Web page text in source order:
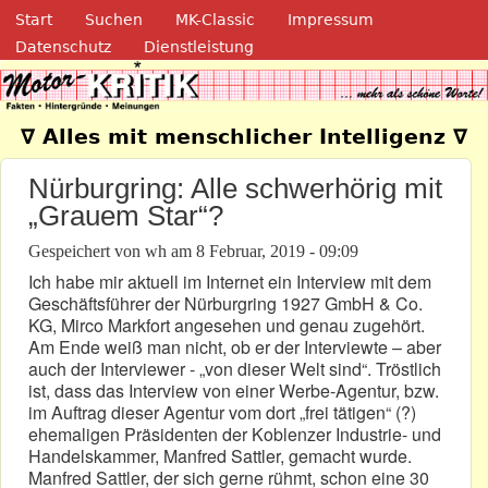
Direkt zum Inhalt
Navigation
Start Suchen MK-Classic
Impressum
Datenschutz
Dienstleistung
Motor-Kritik.de
∇ Alles mit menschlicher Intelligenz ∇
Nürburgring: Alle schwerhörig mit
„Grauem Star“?
Gespeichert von wh am 8 Februar, 2019 - 09:09
Ich habe mir aktuell im Internet ein Interview mit dem
Geschäftsführer der Nürburgring 1927 GmbH & Co.
KG, Mirco Markfort angesehen und genau zugehört.
Am Ende weiß man nicht, ob er der Interviewte – aber
auch der Interviewer - „von dieser Welt sind“. Tröstlich
ist, dass das Interview von einer Werbe-Agentur, bzw.
im Auftrag dieser Agentur vom dort „frei tätigen“ (?)
ehemaligen Präsidenten der Koblenzer Industrie- und
Handelskammer, Manfred Sattler, gemacht wurde.
Manfred Sattler, der sich gerne rühmt, schon eine 30